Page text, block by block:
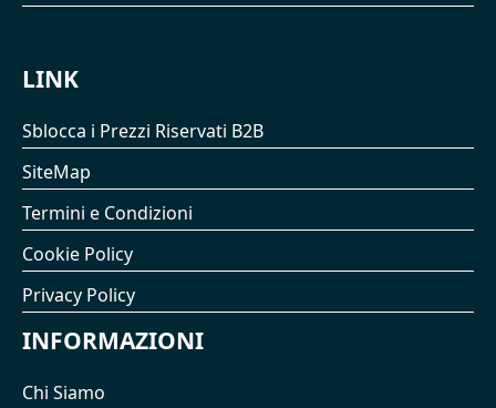
LINK
Sblocca i Prezzi Riservati B2B
SiteMap
Termini e Condizioni
Cookie Policy
Privacy Policy
INFORMAZIONI
Chi Siamo